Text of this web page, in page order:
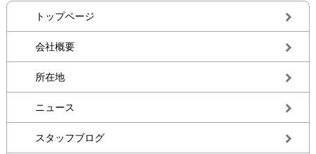
トップページ
会社概要
所在地
ニュース
スタッフブログ